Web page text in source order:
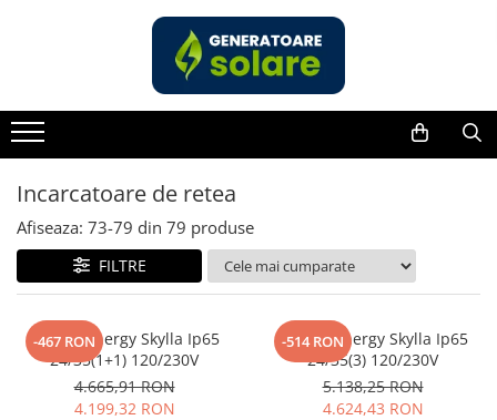
Acasa
Statii de Alimentare Portabile
Intre 1000-2000W
Intre 2000-3000W
Peste 3000W
Cauta dupa marca
Bluetti
EcoFlow
Incarcatoare de retea
Afiseaza: 73-79 din 79 produse
FILTRE
-467 RON
Victron Energy Skylla Ip65
24/35(1+1) 120/230V
4.665,91 RON
4.199,32 RON
-514 RON
Victron Energy Skylla Ip65
24/35(3) 120/230V
5.138,25 RON
4.624,43 RON